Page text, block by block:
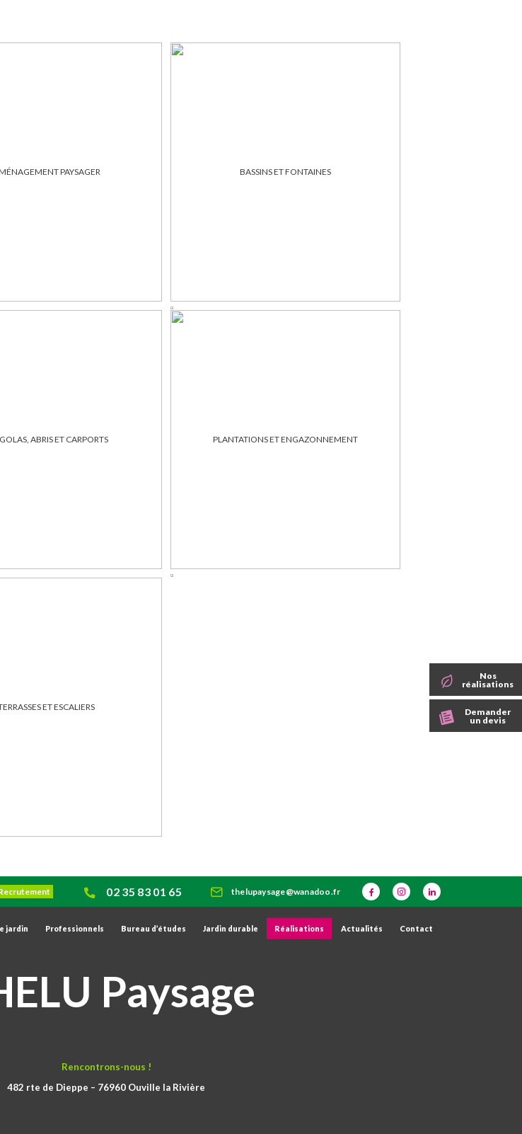
PAYSAGER BASSINS ET FONTAINES
ABRIS ET CARPORTS PLANTATIONS ET ENGAZONNEMENT
ET ESCALIERS
02 35 83 01 65 thelupaysage@wanadoo.fr
jardin Professionnels Bureau d’études Jardin durable Réalisations Actualités Contact
Paysage
Rencontrons-nous !
482 rte de Dieppe – 76960 Ouville la Rivière
Nos
réalisations
Demander
un devis